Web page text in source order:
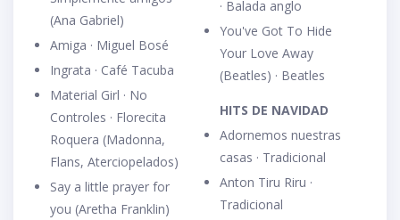
(Ana Gabriel)
Amiga · Miguel Bosé
Ingrata · Café Tacuba
Material Girl · No
Controles · Florecita
Roquera (Madonna,
Flans, Aterciopelados)
Say a little prayer for
you (Aretha Franklin)
· Balada anglo
You've Got To Hide
Your Love Away
(Beatles) · Beatles
HITS DE NAVIDAD
Adornemos nuestras
casas · Tradicional
Anton Tiru Riru ·
Tradicional